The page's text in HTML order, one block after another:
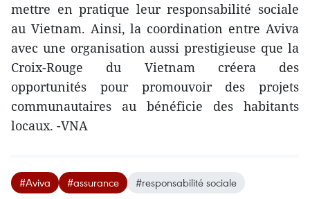
mettre en pratique leur responsabilité sociale
au Vietnam. Ainsi, la coordination entre Aviva
avec une organisation aussi prestigieuse que la
Croix-Rouge du Vietnam créera des
opportunités pour promouvoir des projets
communautaires au bénéficie des habitants
locaux. -VNA
#Aviva #assurance #responsabilité sociale